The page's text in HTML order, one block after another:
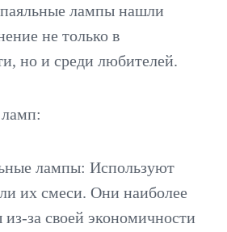
лампы нашли
не только в
но и среди любителей.
лампы: Используют
их смеси. Они наиболее
за своей экономичности